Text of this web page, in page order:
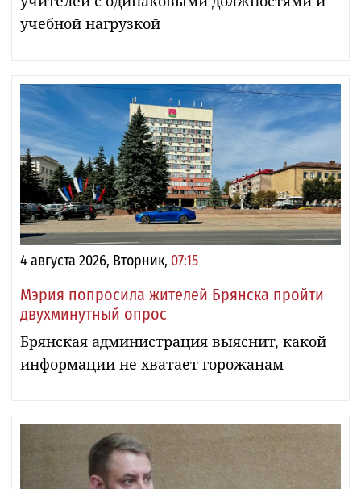
учебной нагрузкой
4 августа 2026, Вторник, 07:15
Мэрия попросила жителей Брянска пройти
двухминутный опрос
Брянская администрация выяснит, какой
информации не хватает горожанам